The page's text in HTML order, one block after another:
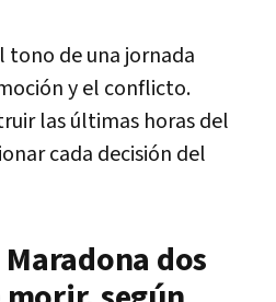
tono de una jornada
y el conflicto.
las últimas horas del
cada decisión del
dos